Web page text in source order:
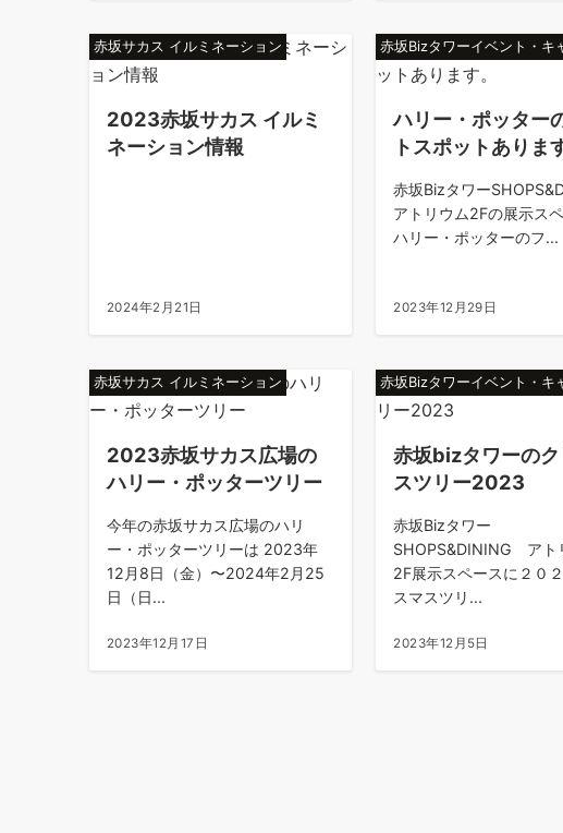
赤坂サカス イルミネーション
2023赤坂サカス イルミ
ネーション情報
2024年2月21日
赤坂Bizタワーイベント・キ
ハリー・ポッター
トスポットありま
赤坂Bizタワー
アトリウム2Fの展示ス
ハリー・ポッターのフ...
2023年12月29日
赤坂サカス イルミネーション
2023赤坂サカス広場の
ハリー・ポッターツリー
今年の赤坂サカス広場のハリ
ー・ポッターツリーは 2023年
12月8日（金）〜2024年2月25
日（日...
2023年12月17日
赤坂Bizタワーイベント・キ
赤坂bizタワーの
スツリー2023
赤坂Bizタワー
SHOPS&DINING アト
2F展示スペースに２０
スマスツリ...
2023年12月5日